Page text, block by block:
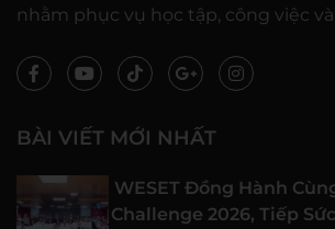
nhằm phục vụ học tập, công việc
BÀI VIẾT MỚI NHẤT
WESET Đồng Hành
Challenge 2026, Tiếp